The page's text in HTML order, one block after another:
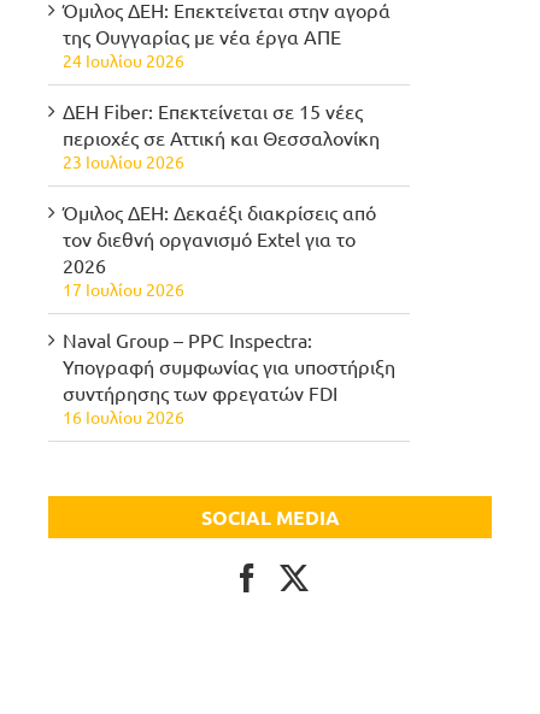
Όμιλος ΔΕΗ: Επεκτείνεται στην αγορά
της Ουγγαρίας με νέα έργα ΑΠΕ
24 Ιουλίου 2026
ΔΕΗ Fiber: Επεκτείνεται σε 15 νέες
περιοχές σε Αττική και Θεσσαλονίκη
23 Ιουλίου 2026
Όμιλος ΔΕΗ: Δεκαέξι διακρίσεις από
τον διεθνή οργανισμό Extel για το
2026
17 Ιουλίου 2026
Naval Group – PPC Inspectra:
Υπογραφή συμφωνίας για υποστήριξη
συντήρησης των φρεγατών FDI
16 Ιουλίου 2026
SOCIAL MEDIA